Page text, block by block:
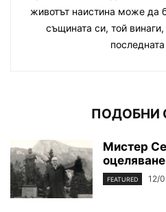
животът наистина може да
същината си, той
ПОДОБНИ
Мистер
FEATURED 12/